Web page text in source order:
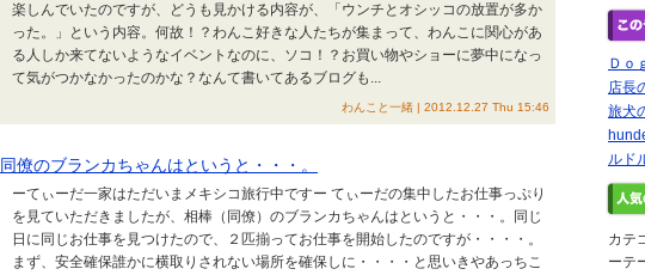
楽しんでいたのですが、どうも見かける内容が、「ウンチとオシッコの放置が多か
った。」という内容。何故！？わんこ好きな人たちが集まって、わんこに関心があ
る人しか来てないようなイベントなのに、ソコ！？お買い物やショーに夢中になっ
て気がつかなかったのかな？なんて書いてあるブログも...
わんこと一緒 | 2012.12.27 Thu 15:46
同僚のブランカちゃんはというと・・・。
ーてぃーだ一家はただいまメキシコ旅行中ですー てぃーだの集中したお仕事っぷり
を見ていただきましたが、相棒（同僚）のブランカちゃんはというと・・・。同じ
日に同じお仕事を見つけたので、２匹揃ってお仕事を開始したのですが・・・・。
まず、安全確保誰かに横取りされない場所を確保しに・・・・と思いきやあっちこ
Ｄｏ
店長
旅犬
ルド
カテ
ーテ